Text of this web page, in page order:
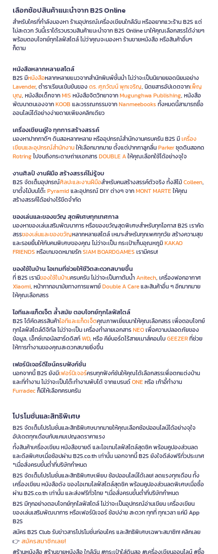
เลือกช้อปสินค้าแนะนำจาก B2S Online
สำหรับใครที่กำลังมองหา ร้านอุปกรณ์เครื่องเขียนใกล้ฉัน หรืออยากแวะร้าน B2S แต่
ไม่สะดวก วันนี้เราได้รวบรวมสินค้าแนะนำจาก B2S Online มาให้คุณเลือกสรรได้ง่ายๆ
พร้อมตอบโจทย์ทุกไลฟ์สไตล์ ไม่ว่าคุณจะมองหา ร้านขายหนังสือ หรือสินค้าอื่นๆ
ก็ตาม
หนังสือหลากหลายสไตล์
B2S มีหนังสือหลากหลายแนวจากสำนักพิมพ์ชั้นนำ ไม่ว่าจะเป็นนิยายยอดนิยมอย่าง
Lavender, ตำราเรียนเข้มข้นของดร. ศุภวัฒน์ พุกเจริญ, นิตยสารอัปเดตจากเพ็ญ
บุญ, หนังสือเด็กจากMIS หนังสือจิตวิทยาจากMugunghwa Publishing, หนังสือ
พัฒนาตนเองจากKOOB และวรรณกรรมจากNanmeebooks ทั้งหมดนี้สามารถซื้อ
ออนไลน์ได้อย่างง่ายดายเพียงคลิกเดียว
เครื่องเขียนคู่ใจ ทุกการสร้างสรรค์
มองหาปากกาดีๆ ดินสอหลากหลาย หรืออุปกรณ์สำนักงานครบครัน B2S มีเครื่อง
เขียนและอุปกรณ์สำนักงานให้เลือกมากมาย ตั้งแต่ปากกาลูกลื่นParkerชุดดินสอกด
Rotringไปจนถึงกระดาษถ่ายเอกสารDOUBLE Aให้คุณเลือกใช้ได้อย่างจุใจ
งานศิลป์ งานฝีมือ สร้างสรรค์ไม่รู้จบ
B2S จัดเต็มอุปกรณ์ศิลปะและงานฝีมือสำหรับคนสร้างสรรค์ตัวจริง ทั้งสีไม้Colleen,
ขาตั้งไม้บนโต๊ะPyramidและอุปกรณ์ DIY ต่างๆ จากMONT MARTEให้คุณ
สร้างสรรค์ได้อย่างไร้ขีดจำกัด
ของเล่นและของขวัญ สุดพิเศษทุกเทศกาล
มองหาของเล่นเสริมพัฒนาการ หรือของขวัญสุดพิเศษสำหรับทุกโอกาส B2S เราคัด
สรรของเล่นและของขวัญหลากหลายสไตล์ เหมาะสำหรับทุกเพศทุกวัย สร้างความสุข
และรอยยิ้มให้กับคนพิเศษของคุณ ไม่ว่าจะเป็น กระเป๋าเก็บอุณหภูมิKAKAO
FRIENDS หรือเกมจดหมายรักSIAM BOARDGAMES เรามีครบ!
ของใช้ในบ้าน ไอเทมที่ช่วยให้ชีวิตสะดวกสบายขึ้น
ที่ B2S เรามีของใช้ในบ้านครบครัน ไม่ว่าจะเป็นกาต้มน้ำAnitech, เครื่องฟอกอากาศ
Xiaomi, หน้ากากอนามัยทางการแพทย์Double A Careและสินค้าอื่น ๆ อีกมากมาย
ให้คุณเลือกสรร
ไอทีและแก็ดเจ็ต ล้ำสมัย ตอบโจทย์ทุกไลฟ์สไตล์
B2S ได้คัดสรรสินค้าไอทีและแก็ดเจ็ตคุณภาพเยี่ยมมาให้คุณเลือกสรร เพื่อตอบโจทย์
ทุกไลฟ์สไตล์ดิจิทัล ไม่ว่าจะเป็น เครื่องทำลายเอกสารNEOเพื่อความปลอดภัยของ
ข้อมูล, เอ็กซ์เทอนัลฮาร์ดดิสก์WD, หรือ คีย์บอร์ดไร้สายเมาส์คอมโบGEEZERที่ช่วย
ให้การทำงานของคุณสะดวกสบายยิ่งขึ้น
เฟอร์นิเจอร์ดีไซน์ครบฟังก์ชั่น
นอกจากนี้ B2S ยังมีเฟอร์นิเจอร์ครบทุกฟังก์ชันให้คุณได้เลือกสรรเพื่อตกแต่งบ้าน
และที่ทำงาน ไม่ว่าจะเป็นโต๊ะทำงานพับได้ จากแบรนด์ONEหรือ เก้าอี้ทำงาน
Furradecก็มีให้เลือกครบครัน
โปรโมชั่นและสิทธิพิเศษ
B2S จัดเต็มโปรโมชั่นและสิทธิพิเศษมากมายให้คุณเลือกช้อปออนไลน์ได้อย่างจุใจ
อัปเดตทุกเดือนกับแคมเปญลดราคาแรง
ทั้งสินค้าเครื่องเขียน หนังสือขายดี และไอเทมไลฟ์สไตล์สุดชิค พร้อมคูปองส่วนลด
และดีลพิเศษเมื่อช้อปผ่าน B2S.co.th เท่านั้น นอกจากนี้ B2S ยังใจดีส่งฟรีทั่วประเทศ
*เมื่อสั่งครบขั้นต่ำที่บริษัทกำหนด
B2S จัดเต็มโปรโมชั่นและสิทธิพิเศษเพียบ ช้อปออนไลน์ได้เลย! ลดแรงทุกเดือน ทั้ง
เครื่องเขียน หนังสือดัง ของไอเทมไลฟ์สไตล์สุดชิค พร้อมคูปองส่วนลดพิเศษเมื่อซื้อ
ผ่าน B2S.co.th เท่านั้น และส่งฟรีทั่วไทย *เมื่อสั่งครบขั้นต่ำที่บริษัทกำหนด
B2S มีทุกอย่างตอบโจทย์ทุกไลฟ์สไตล์ ไม่ว่าจะเป็นอุปกรณ์อ่านเขียน เครื่องเขียน
ของเล่นเสริมพัฒนาการ หรือเฟอร์นิเจอร์ ช้อปง่าย สะดวก ทุกที่ ทุกเวลา แค่มี App
B2S
สมัคร B2S Club รับข่าวสารโปรโมชั่นก่อนใคร และสิทธิพิเศษเฉพาะสมาชิก! คลิกเลย
👉 สมัครสมาชิกเลย!
#ร้านหนังสือ #ร้านขายหนังสือ ใกล้ฉัน #กระเป๋าใส่ดินสอ #เครื่องเขียนออนไลน์ #ซื้อ